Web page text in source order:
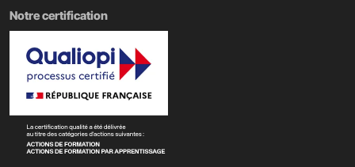
Notre certification